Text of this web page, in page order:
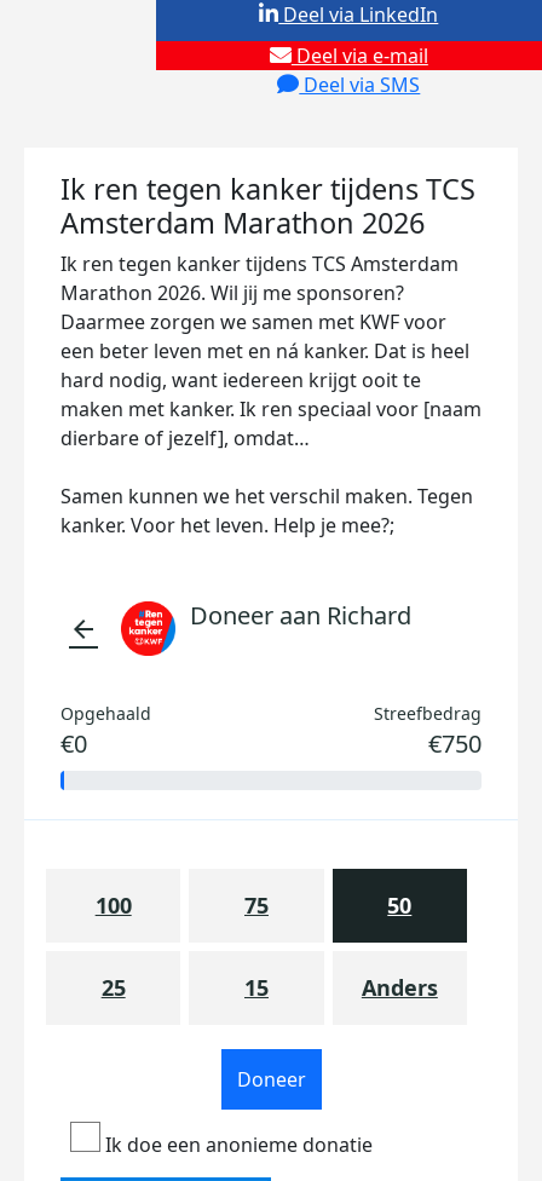
Deel via e-mail
Deel via SMS
Deel via LinkedIn
Ik ren tegen kanker tijdens TCS
Amsterdam Marathon 2026
Ik ren tegen kanker tijdens TCS Amsterdam
Marathon 2026. Wil jij me sponsoren?
Daarmee zorgen we samen met KWF voor
een beter leven met en ná kanker. Dat is heel
hard nodig, want iedereen krijgt ooit te
maken met kanker. Ik ren speciaal voor [naam
dierbare of jezelf], omdat…
Samen kunnen we het verschil maken. Tegen
kanker. Voor het leven. Help je mee?;
arrow_back Doneer aan Richard
Opgehaald
€0
Streefbedrag
€750
100 75 50
25 15 Anders
Doneer
Ik doe een anonieme donatie